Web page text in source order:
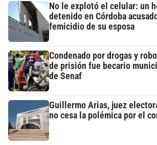
No le explotó el celular: un
detenido en Córdoba
femicidio de su esposa
Condenado por drogas y
de prisión fue becario
de Senaf
Guillermo Arias, juez
no cesa la polémica por el